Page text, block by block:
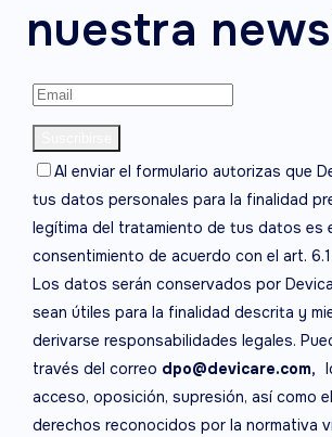
nuestra
Al enviar el formulario autorizas que
tus datos personales para la finalidad
legítima del tratamiento de tus datos es
consentimiento de acuerdo con el art. 6.1
Los datos serán conservados por
sean útiles para la finalidad descrita y
derivarse responsabilidades legales.
través del correo dpo@devicare.com,
acceso, oposición, supresión, así como
derechos reconocidos por la normativa